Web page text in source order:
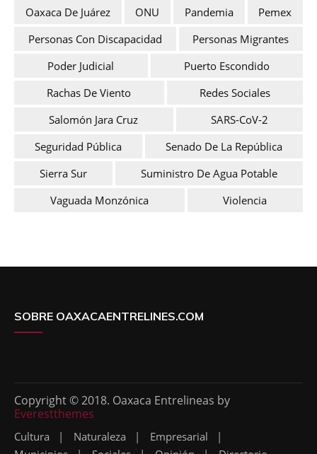
Oaxaca De Juárez
ONU Pandemia
Pemex
Personas Con Discapacidad
Personas Migrantes
Poder Judicial
Puerto Escondido
Rachas De Viento
Redes Sociales
Salomón Jara Cruz
SARS-CoV-2
Seguridad Pública
Senado De La República
Sierra Sur
Suministro De Agua Potable
Vaguada Monzónica
Violencia
SOBRE OAXACAENTRELINES.COM
Copyright © 2018. Oaxaca Entrelineas by
Everestthemes
Cultura Naturaleza
Empresarial